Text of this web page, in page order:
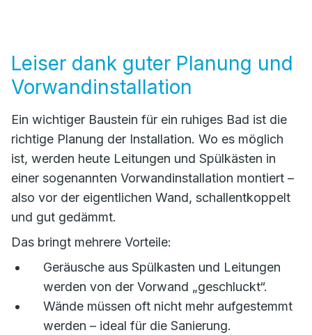
Leiser dank guter Planung und
Vorwandinstallation
Ein wichtiger Baustein für ein ruhiges Bad ist die
richtige Planung der Installation. Wo es möglich
ist, werden heute Leitungen und Spülkästen in
einer sogenannten Vorwandinstallation montiert –
also vor der eigentlichen Wand, schallentkoppelt
und gut gedämmt.
Das bringt mehrere Vorteile:
Geräusche aus Spülkasten und Leitungen
werden von der Vorwand „geschluckt“.
Wände müssen oft nicht mehr aufgestemmt
werden – ideal für die Sanierung.